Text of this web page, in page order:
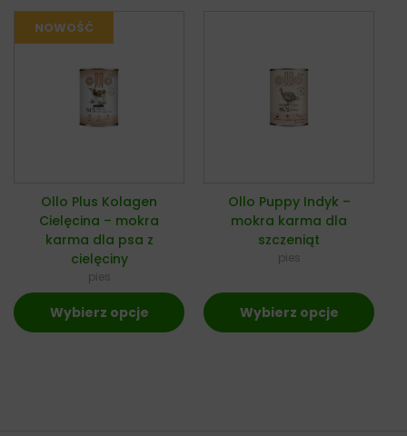
Ollo Plus Kolagen
Cielęcina – mokra
karma dla psa z
cielęciny
pies
Wybierz opcje
Ollo Puppy Indyk –
mokra karma dla
szczeniąt
pies
Wybierz opcje